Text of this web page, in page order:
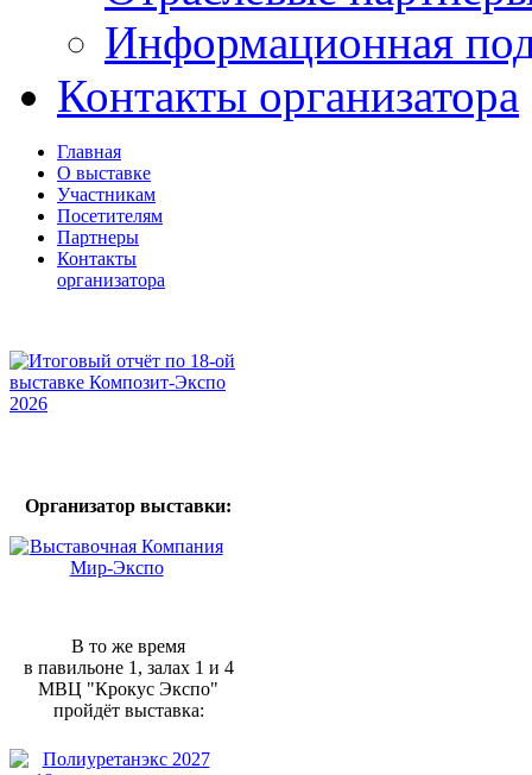
Информационная
Контакты организатора
Главная
О выставке
Участникам
Посетителям
Партнеры
Контакты
организатора
Организатор выставки:
В то же время
в павильоне 1, залах 1 и 4
МВЦ "Крокус Экспо"
пройдёт выставка: